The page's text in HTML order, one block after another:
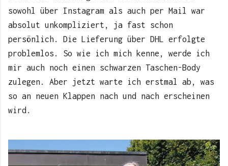
sowohl über Instagram als auch per Mail war
absolut unkompliziert, ja fast schon
persönlich. Die Lieferung über DHL erfolgte
problemlos. So wie ich mich kenne, werde ich
mir auch noch einen schwarzen Taschen-Body
zulegen. Aber jetzt warte ich erstmal ab, was
so an neuen Klappen nach und nach erscheinen
wird.